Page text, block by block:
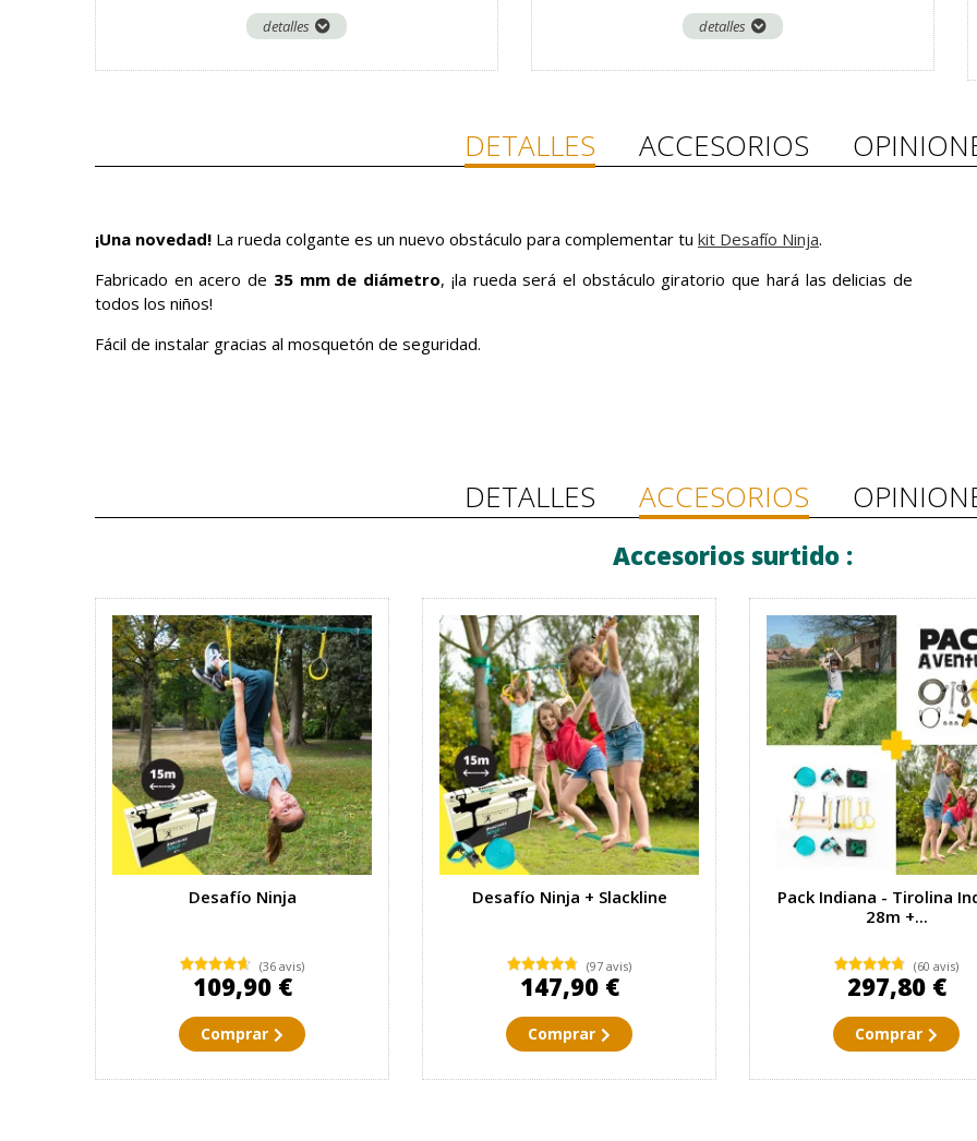
detalles
detalles
DETALLES ACCESORIOS
¡Una novedad! La rueda colgante es un nuevo obstáculo para complementar tu kit Desafío Ninja.
Fabricado en acero de 35 mm de diámetro, ¡la rueda será el obstáculo giratorio que hará las delicias de
todos los niños!
Fácil de instalar gracias al mosquetón de seguridad.
DETALLES ACCESORIOS
Accesorios surtido :
Desafío Ninja
(36 avis)
109,90 €
Comprar
Desafío Ninja + Slackline
(97 avis)
147,90 €
Comprar
Pack Indiana - Tirolina
28m +...
(60 avis)
297,80 €
Comprar